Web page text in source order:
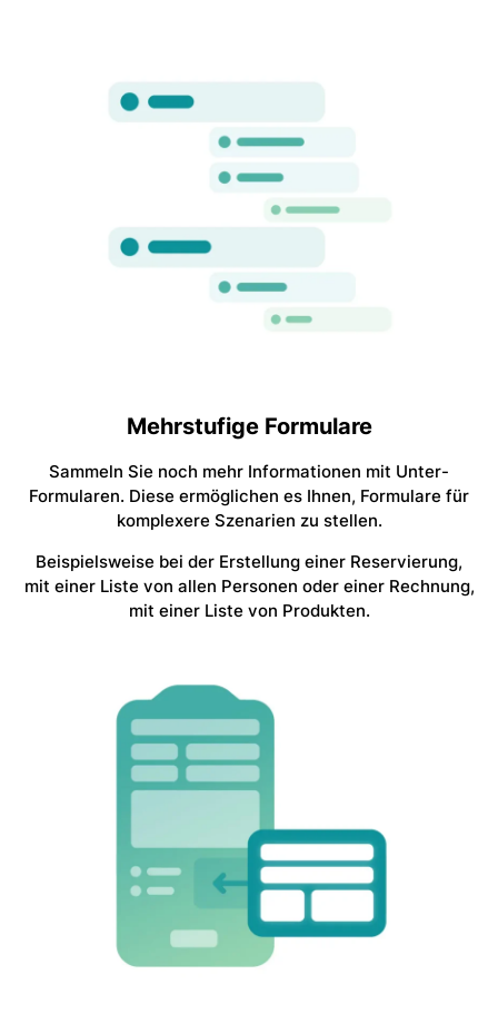
Mehrstufige Formulare
Sammeln Sie noch mehr Informationen mit Unter-
Formularen. Diese ermöglichen es Ihnen, Formulare für
komplexere Szenarien zu stellen.
Beispielsweise bei der Erstellung einer Reservierung,
mit einer Liste von allen Personen oder einer Rechnung,
mit einer Liste von Produkten.